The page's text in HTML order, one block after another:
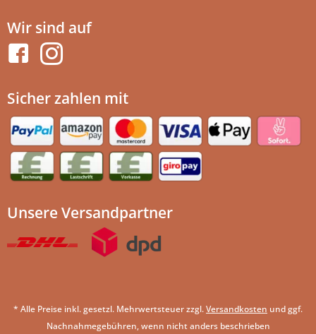
Wir sind auf
Sicher zahlen mit
Unsere Versandpartner
* Alle Preise inkl. gesetzl. Mehrwertsteuer zzgl.Versandkosten und ggf.
Nachnahmegebühren, wenn nicht anders beschrieben